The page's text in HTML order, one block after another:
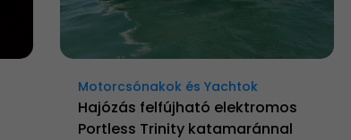
Motorcsónakok és Yachtok
Hajózás felfújható elektromos
Portless Trinity katamaránnal